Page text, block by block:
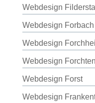
Webdesign
Webdesign Forbach
Webdesign
Webdesign
Webdesign Forst
Webdesign